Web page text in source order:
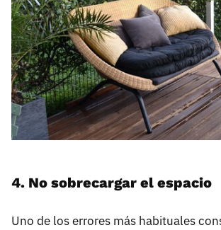
4. No sobrecargar el espacio
Uno de los errores más habituales